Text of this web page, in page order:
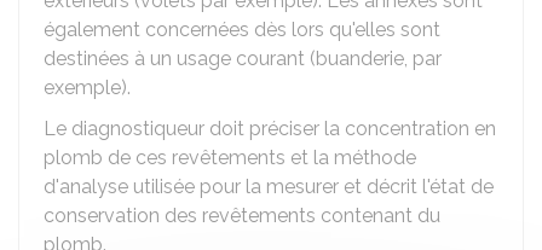
également concernées dès lors qu'elles sont
destinées à un usage courant (buanderie, par
exemple).
Le diagnostiqueur doit préciser la concentration en
plomb de ces revêtements et la méthode
d'analyse utilisée pour la mesurer et décrit l'état de
conservation des revêtements contenant du
plomb.